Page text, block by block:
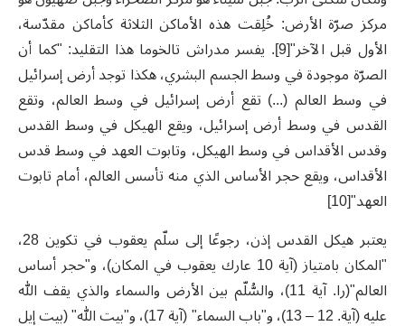
مركز صرّة الأرض: خُلِقت هذه الأماكن الثلاثة كأماكن مقدّسة،
الأول قبل الآخر"[9]. يفسر مدراش تالخوما هذا التقليد: "كما أن
الصرّة موجودة في وسط الجسم البشري، هكذا توجد أرض إسرائيل
في وسط العالم (...) تقع أرض إسرائيل في وسط العالم، وتقع
القدس في وسط أرض إسرائيل، ويقع الهيكل في وسط القدس
وقدس الأقداس في وسط الهيكل، وتابوت العهد في وسط قدس
الأقداس، ويقع حجر الأساس الذي منه تأسس العالم، أمام تابوت
العهد"[10]
يعتبر هيكل القدس إذن، رجوعًا إلى سلّم يعقوب في تكوين 28،
"المكان بامتياز (آية 10 عارك يعقوب في المكان)، و"حجر أساس
العالم"(را. آية 11)، والسُّلّم بين الأرض والسماء والذي يقف الله
عليه (آية. 12 – 13)، و"باب السماء" (آية 17)، و"بيت الله" (بيت إيل